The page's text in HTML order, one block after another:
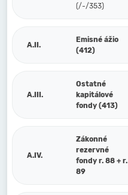
(/-/353)
A.II.
Emisné ážio
(412)
A.III.
Ostatné
kapitálové
fondy (413)
A.IV.
Zákonné
rezervné
fondy r. 88 + r.
89